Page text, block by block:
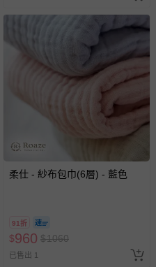
柔仕 - 紗布包巾(6層) - 藍色
91折
$960 $1060
已售出 1